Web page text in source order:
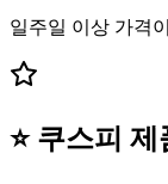
일주일 이상 가격
⭐ 쿠스피